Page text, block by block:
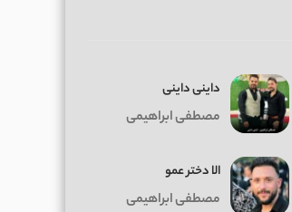
داینی داینی
مصطفی ابراهیمی
الا دختر عمو
مصطفی ابراهیمی